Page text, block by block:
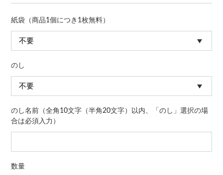
紙袋（商品1個につき1枚無料）
のし
のし名前（全角10文字（半角20文字）以内、「のし」選択の場
合は必須入力）
数量